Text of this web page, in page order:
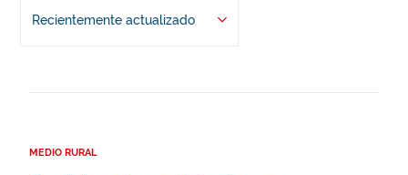
Recientemente actualizado
MEDIO RURAL